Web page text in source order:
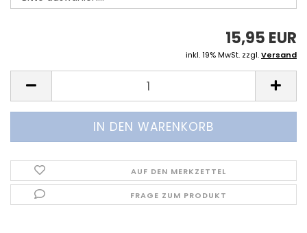
15,95 EUR
inkl. 19% MwSt. zzgl.Versand
AUF DEN MERKZETTEL
FRAGE ZUM PRODUKT